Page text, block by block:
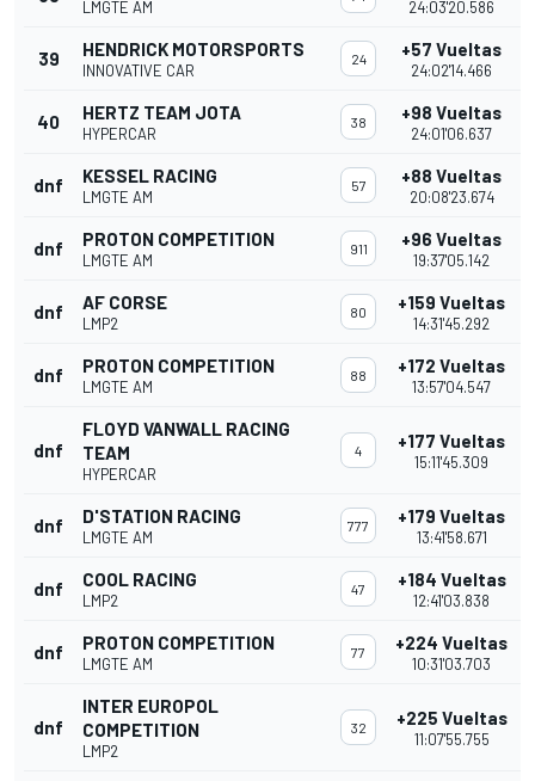
LMGTE AM 24:03'20.586
39 HENDRICK MOTORSPORTS
INNOVATIVE CAR
24 +57 Vueltas
24:02'14.466
40 HERTZ TEAM JOTA
HYPERCAR
38 +98 Vueltas
24:01'06.637
dnf KESSEL RACING
LMGTE AM
57 +88 Vueltas
20:08'23.674
dnf PROTON COMPETITION
LMGTE AM
911 +96 Vueltas
19:37'05.142
dnf AF CORSE
LMP2
80 +159 Vueltas
14:31'45.292
dnf PROTON COMPETITION
LMGTE AM
88 +172 Vueltas
13:57'04.547
dnf
FLOYD VANWALL RACING
TEAM
HYPERCAR
4 +177 Vueltas
15:11'45.309
dnf D'STATION RACING
LMGTE AM
777 +179 Vueltas
13:41'58.671
dnf COOL RACING
LMP2
47 +184 Vueltas
12:41'03.838
dnf PROTON COMPETITION
LMGTE AM
77 +224 Vueltas
10:31'03.703
dnf
INTER EUROPOL
COMPETITION
LMP2
32 +225 Vueltas
11:07'55.755